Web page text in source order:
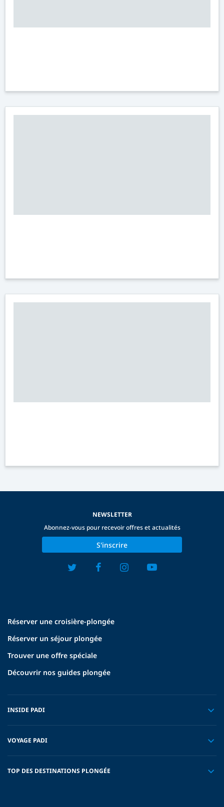
Réserver une croisière-plongée
Réserver un séjour plongée
Trouver une offre spéciale
Découvrir nos guides plongée
INSIDE PADI
VOYAGE PADI
TOP DES DESTINATIONS PLONGÉE
NEWSLETTER
Abonnez-vous pour recevoir offres et actualités
S'inscrire